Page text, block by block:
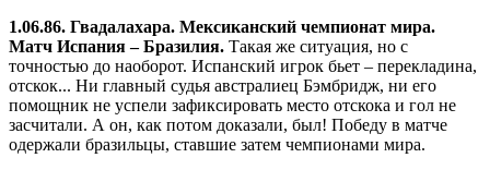
1.06.86. Гвадалахара. Мексиканский чемпионат мира.
Матч Испания – Бразилия. Такая же ситуация, но с
точностью до наоборот. Испанский игрок бьет – перекладина,
отскок... Ни главный судья австралиец Бэмбридж, ни его
помощник не успели зафиксировать место отскока и гол не
засчитали. А он, как потом доказали, был! Победу в матче
одержали бразильцы, ставшие затем чемпионами мира.